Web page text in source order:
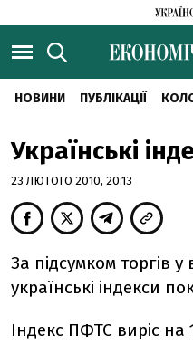
НОВИНИ ПУБЛІКАЦІЇ
Українські
23 ЛЮТОГО 2010, 20:13
За підсумком торгів у
українські індекси
Індекс ПФТС виріс на